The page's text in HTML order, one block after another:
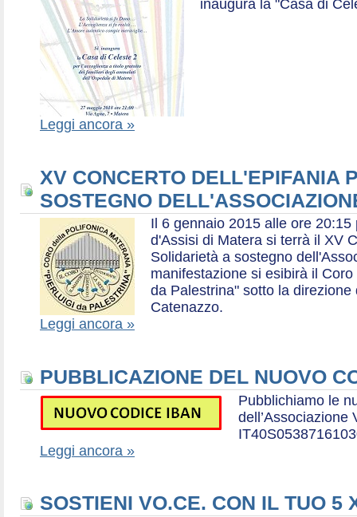
inaugura la "Casa di
Leggi ancora »
XV CONCERTO DELL'EPIFANIA
SOSTEGNO
Il 6 gennaio 2015 alle ore
d'Assisi di Matera si terrà il XV
Solidarietà a sostegno
manifestazione si esibirà il
da Palestrina" sotto la
Catenazzo.
Leggi ancora »
PUBBLICAZIONE DEL NUOVO
Pubblichiamo le
dell’Associazione
Leggi ancora »
SOSTIENI VO.CE. CON IL TUO 5